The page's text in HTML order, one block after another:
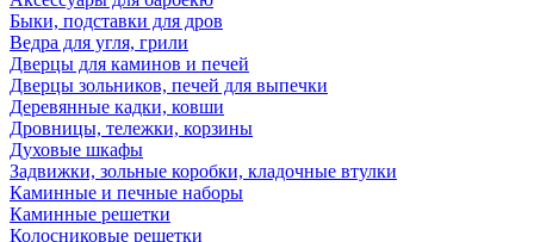
Быки, подставки для дров
Ведра для угля, грили
Дверцы для каминов и печей
Дверцы зольников, печей для выпечки
Деревянные кадки, ковши
Дровницы, тележки, корзины
Духовые шкафы
Задвижки, зольные коробки, кладочные втулки
Каминные и печные наборы
Каминные решетки
Колосниковые решетки